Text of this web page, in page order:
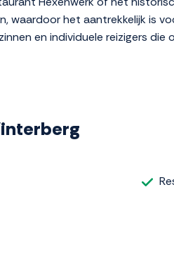
waardoor het aantrekkelijk is
en individuele reizigers